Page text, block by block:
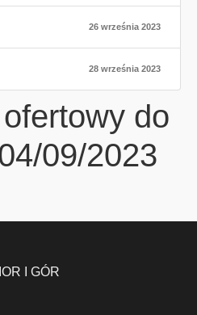
26 września 2023
28 września 2023
do
09/2023
I GÓR